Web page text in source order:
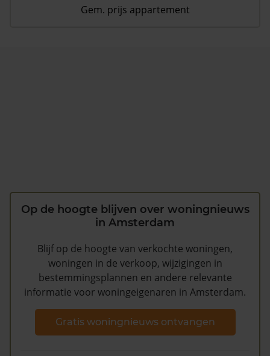
Gem. prijs appartement
Op de hoogte blijven over woningnieuws
in Amsterdam
Blijf op de hoogte van verkochte woningen,
woningen in de verkoop, wijzigingen in
bestemmingsplannen en andere relevante
informatie voor woningeigenaren in Amsterdam.
Gratis woningnieuws ontvangen